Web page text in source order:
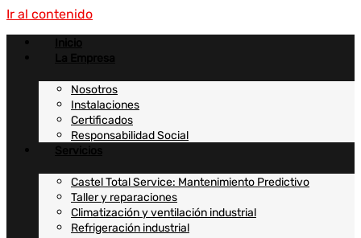
Ir al contenido
Inicio
La Empresa
Nosotros
Instalaciones
Certificados
Responsabilidad Social
Servicios
Castel Total Service: Mantenimiento Predictivo
Taller y reparaciones
Climatización y ventilación industrial
Refrigeración industrial